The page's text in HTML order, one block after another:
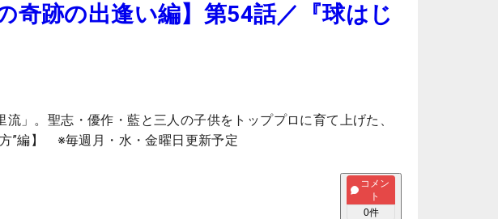
奇跡の出逢い編】第54話／『球はじ
」。聖志・優作・藍と三人の子供をトッププロに育て上げた、
”編】 ※毎週月・水・金曜日更新予定
コメン
ト
0件